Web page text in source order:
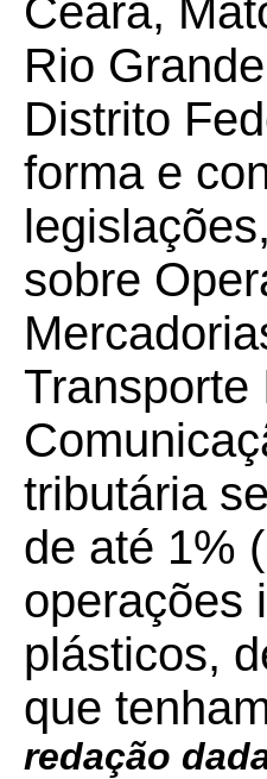
Ceará,
Rio
Distrito
forma e
sobre
Transporte
tributária
de até 1%
operações
plásticos,
que
redação